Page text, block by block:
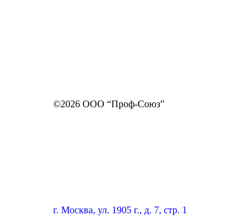
©2026 ООО “Проф-Союз”
г. Москва, ул. 1905 г., д. 7, стр. 1